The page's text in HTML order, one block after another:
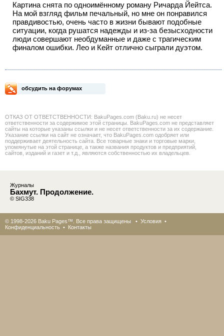
Картина снята по одноимённому роману Ричарда Йейтса.
На мой взгляд фильм печальный, но мне он понравился
правдивостью, очень часто в жизни бывают подобные
ситуации, когда рушатся надежды и из-за безысходности
люди совершают необдуманные и даже с трагическим
финалом ошибки. Лео и Кейт отлично сыграли дуэтом.
обсудить на форумах
ОТКАЗ ОТ ОТВЕТСТВЕННОСТИ: BakuPages.com (Baku.ru) не несет
ответственности за содержимое этой страницы. BakuPages.com не представляет
сайты на которые указаны ссылки и не несет ответственности за их содержание.
Указание ссылки на сайт не означает, что BakuPages.com одобряет или
поддерживает деятельность сайта. Все товарные знаки и торговые марки,
упомянутые на этой странице, а также названия продуктов и предприятий,
сайтов, изданий и газет и т.д., являются собственностью их владельцев.
Журналы
Бахмут. Продолжение.
© SIG338
© 1998-2026 Baku Pages™. Все права защищены • Условия •
Конфиденциальность • Контакты